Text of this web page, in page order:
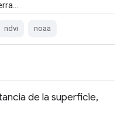
ndvi noaa
de la superficie,